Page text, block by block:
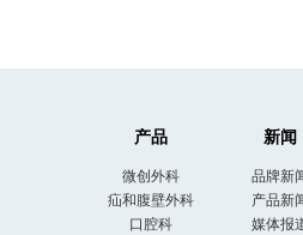
产品
微创外科
疝和腹壁外科
口腔科
新闻
品牌新
产品新
媒体报